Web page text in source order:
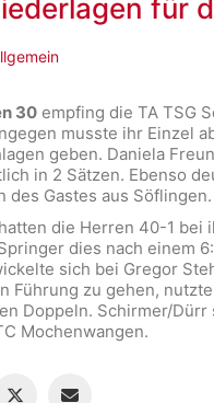
für
30 empfing die TA TSG
musste ihr Einzel
geben. Daniela
in 2 Sätzen. Ebenso
des Gastes aus Söflingen.
die Herren 40-1 bei
dies nach einem
sich bei Gregor
Führung zu gehen,
Doppeln. Schirmer/
Mochenwangen.